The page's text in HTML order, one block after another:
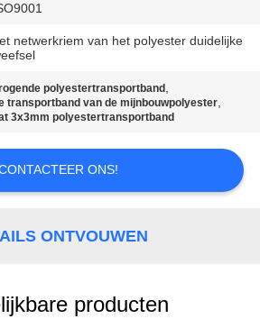
netwerkriem van het polyester duidelijke
polyestertransportband ,
transportband van de mijnbouwpolyester,
3x3mm polyestertransportband
ONS!
ONTVOUWEN
producten